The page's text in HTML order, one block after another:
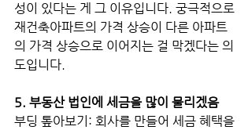
성이 있다는 게 그 이유입니다. 궁극적으로
재건축아파트의 가격 상승이 다른 아파트
의 가격 상승으로 이어지는 걸 막겠다는 의
도입니다.
5. 부동산 법인에 세금을 많이 물리겠음
부딩 톺아보기: 회사를 만들어 세금 혜택을